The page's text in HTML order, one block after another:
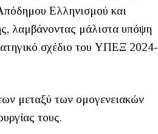
Ελληνισμού και
λαμβάνοντας μάλιστα υπόψη
σχέδιο του ΥΠΕΞ 2024-
μεταξύ των ομογενειακών
τους.